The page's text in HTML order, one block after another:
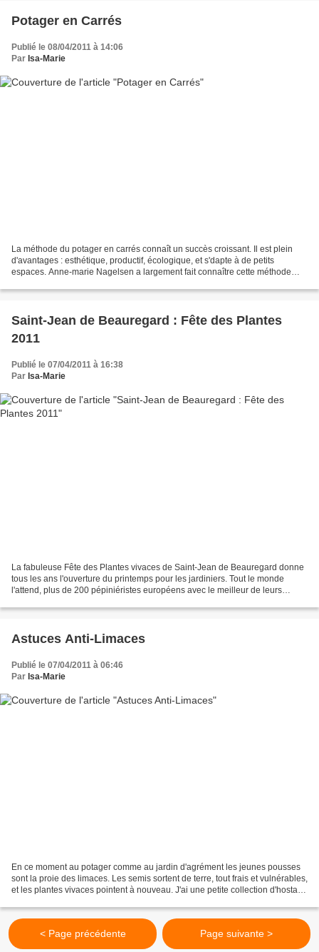
Potager en Carrés
Publié le 08/04/2011 à 14:06
Par Isa-Marie
La méthode du potager en carrés connaît un succès croissant. Il est plein
d'avantages : esthétique, productif, écologique, et s'dapte à de petits
espaces. Anne-marie Nagelsen a largement fait connaître cette méthode
Saint-Jean de Beauregard : Fête des Plantes
2011
Publié le 07/04/2011 à 16:38
Par Isa-Marie
La fabuleuse Fête des Plantes vivaces de Saint-Jean de Beauregard donne
tous les ans l'ouverture du printemps pour les jardiniers. Tout le monde
l'attend, plus de 200 pépiniéristes européens avec le meilleur de leurs
Astuces Anti-Limaces
Publié le 07/04/2011 à 06:46
Par Isa-Marie
En ce moment au potager comme au jardin d'agrément les jeunes pousses
sont la proie des limaces. Les semis sortent de terre, tout frais et vulnérables,
et les plantes vivaces pointent à nouveau. J'ai une petite collection d'hostas
< Page précédente Page suivante >